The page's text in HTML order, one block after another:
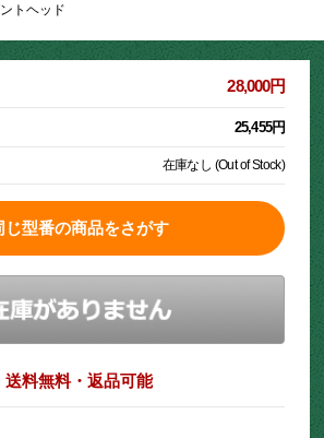
トヘッド
28,000円
25,455円
在庫なし (Out of Stock)
じ型番の商品をさがす
送料無料・返品可能